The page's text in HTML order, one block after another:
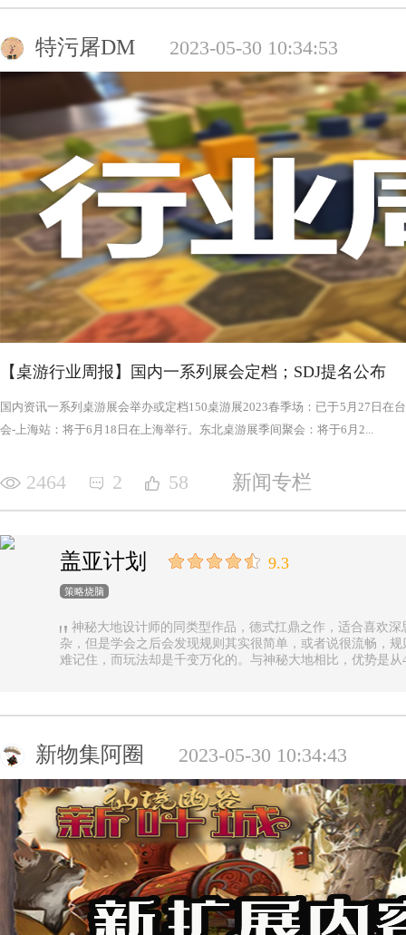
特污屠DM 2023-05-30 10:34:53
【桌游行业周报】国内一系列展会定档；SDJ提名公布
国内资讯一系列桌游展会举办或定档150桌游展2023春季场：已于5月27日在
会-上海站：将于6月18日在上海举行。东北桌游展季间聚会：将于6月2...
2464 2 58 新闻专栏
盖亚计划 9.3
策略烧脑
神秘大地设计师的同类型作品，德式扛鼎之作，适合喜欢
杂，但是学会之后会发现规则其实很简单，或者说很流畅，
难记住，而玩法却是千变万化的。与神秘大地相比，优势是
新物集阿圈 2023-05-30 10:34:43